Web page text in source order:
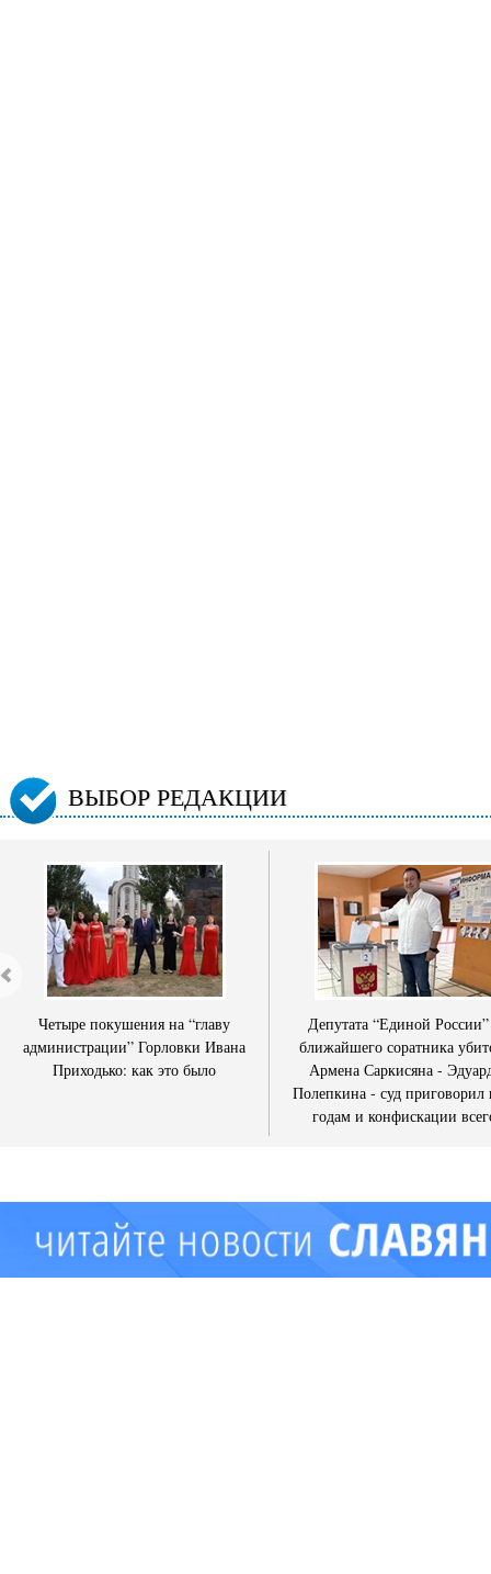
ВЫБОР РЕДАКЦИИ
Четыре покушения на “главу
администрации” Горловки Ивана
Приходько: как это было
Депутата “Единой
ближайшего соратника
Армена Саркисяна -
Полепкина - суд приговорил
годам и конфискации